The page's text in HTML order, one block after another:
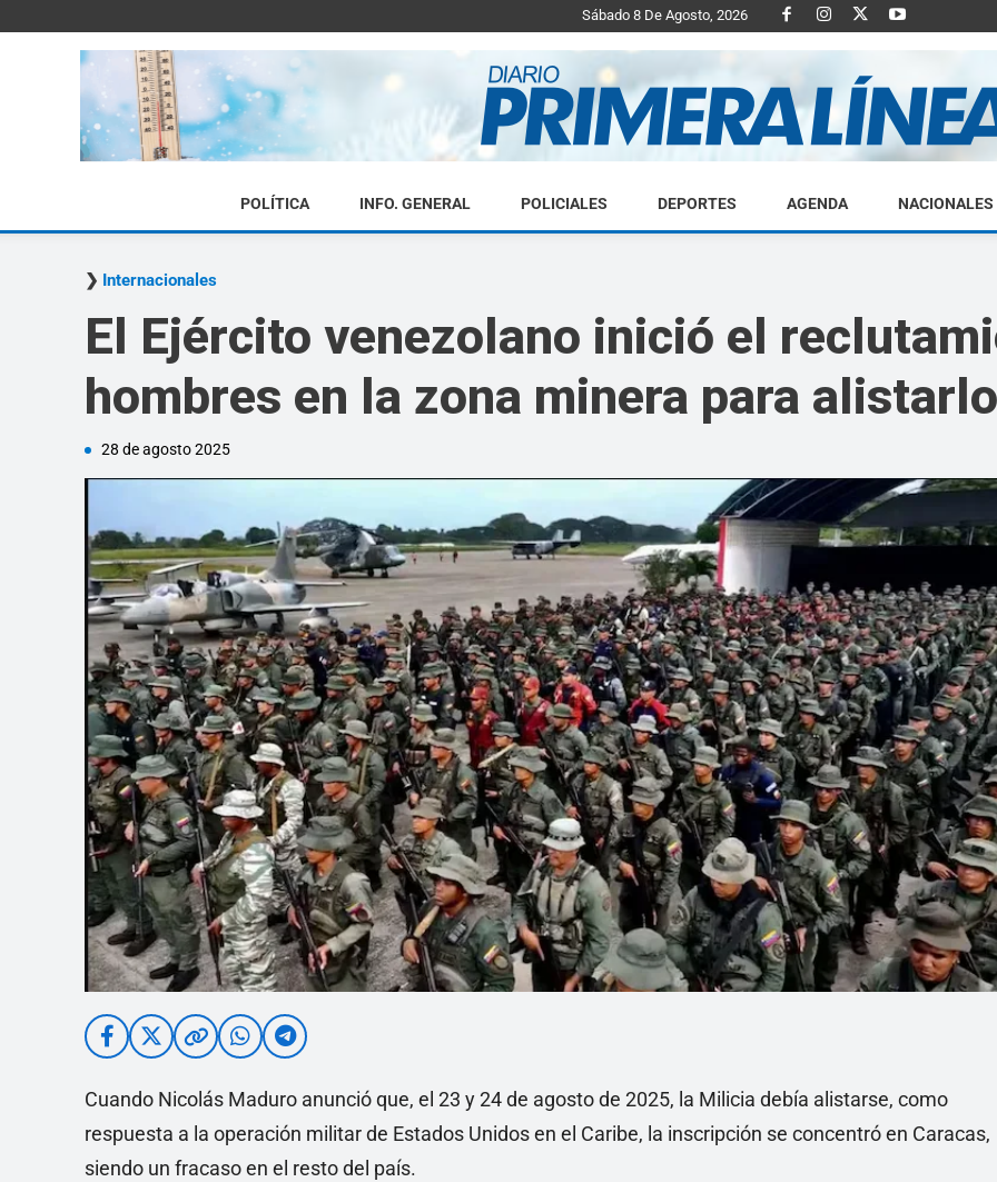
Sábado 8 De Agosto, 2026
Diario
Linea
POLÍTICA INFO. GENERAL POLICIALES DEPORTES AGENDA NACIONALES
Internacionales
El Ejército venezolano inició el
hombres en la zona minera para
28 de agosto 2025
Cuando Nicolás Maduro anunció que, el 23 y 24 de agosto de 2025, la Milicia debía alistarse, como
respuesta a la operación militar de Estados Unidos en el Caribe, la inscripción se concentró en Caracas,
siendo un fracaso en el resto del país.